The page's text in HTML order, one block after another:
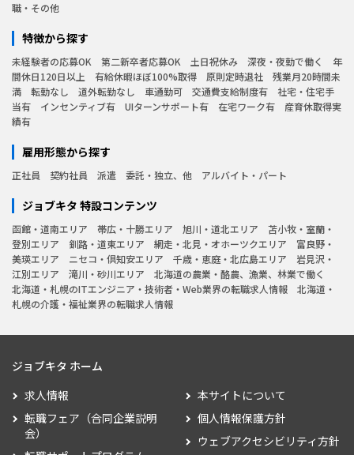
職・その他
特徴から探す
未経験者の応募OK 第二新卒者応募OK 土日祝休み 深夜・夜勤で働く
年
間休日120日以上
有給休暇ほぼ100%取得 原則定時退社
残業月20時間未
満
転勤なし 道外転勤なし 車通勤可 交通費支給制度有
社宅・住宅手
当有
インセンティブ有 UIターンサポート有 在宅ワーク有
産育休取得実
績有
雇用形態から探す
正社員 契約社員 派遣 委託・独立、他 アルバイト・パート
ジョブキタ 特設コンテンツ
函館・道南エリア 帯広・十勝エリア 旭川・道北エリア
苫小牧・室蘭・
登別エリア
釧路・道東エリア 網走・北見・オホーツクエリア
富良野・
美瑛エリア
ニセコ・倶知安エリア 千歳・恵庭・北広島エリア
岩見沢・
江別エリア
滝川・砂川エリア
北海道の農業・酪農、漁業、林業で働く
北海道・札幌のITエンジニア・技術者・Web業界の転職求人情報
北海道・
札幌の介護・福祉業界の転職求人情報
ジョブキタ ホーム
求人情報
転職フェア（合同企業説明
会）
本サイトについて
個人情報保護方針
ウェブアクセシビリティ方針